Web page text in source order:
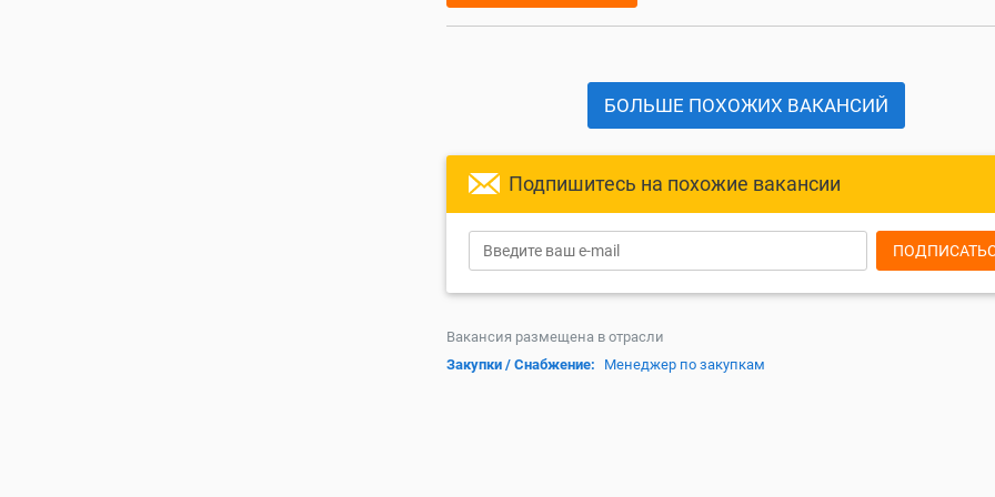
БОЛЬШЕ ПОХОЖИХ ВАКАНСИЙ
Подпишитесь на похожие вакансии
Вакансия размещена в отрасли
Закупки / Снабжение:
Менеджер по закупкам